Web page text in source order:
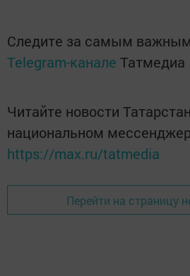
Следите за самым
Telegram-канале Татмедиа
Читайте новости
национальном
https://max.ru/tatmedia
Перейти на страницу